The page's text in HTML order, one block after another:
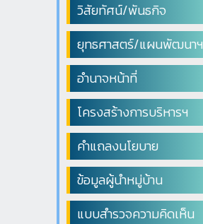
วิสัยทัศน์/พันธกิจ
ยุทธศาสตร์/แผนพัฒนาฯ
อำนาจหน้าที่
โครงสร้างการบริหารฯ
คำแถลงนโยบาย
ข้อมูลผู้นำหมู่บ้าน
แบบสำรวจความคิดเห็น